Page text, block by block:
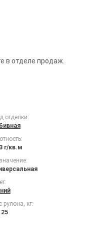
в отделе продаж.
отделки:
г/кв.м
рулона, кг: